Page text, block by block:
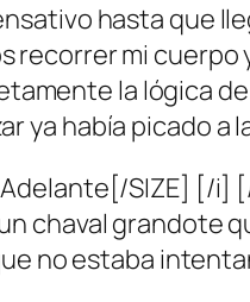
hasta que
mi cuerpo
la lógica
ya había picado a
SIZE] [/i]
chaval grandote
no estaba